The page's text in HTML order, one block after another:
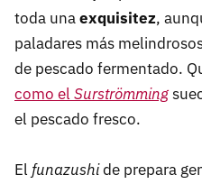
toda unaexquisitez,
paladares más
de pescado fermentado.
como elSurströmming
el pescado fresco.
El funazushide prepara